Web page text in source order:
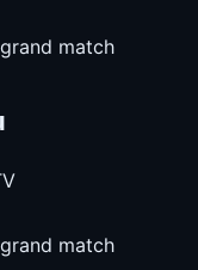
match
match